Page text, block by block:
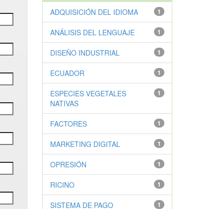
1
ADQUISICIÓN DEL IDIOMA
1
ANÁLISIS DEL LENGUAJE
1
DISEÑO INDUSTRIAL
1
ECUADOR
1
ESPECIES VEGETALES
NATIVAS
1
FACTORES
1
MARKETING DIGITAL
1
OPRESIÓN
1
RICINO
1
SISTEMA DE PAGO